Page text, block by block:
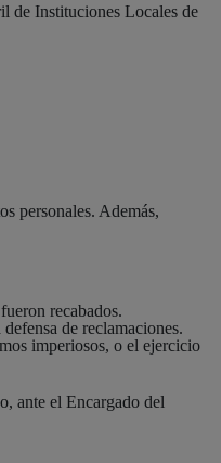
de Instituciones Locales de
personales. Además,
recabados.
de reclamaciones.
imperiosos, o el ejercicio
ante el Encargado del